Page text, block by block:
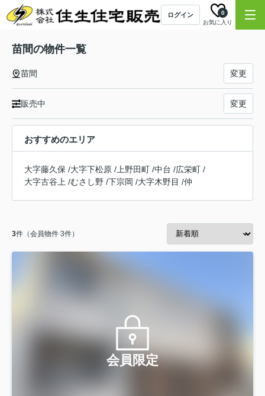
ログイン
お気に入り
0
苗間の物件一覧
苗間 変更
販売中 変更
おすすめのエリア
大字藤久保 /大字下松原 / 上野田町 /中台 /広栄町 /
大字古谷上 /むさし野 /下宗岡 /大字木野目 /仲
3件（会員物件 3件）
会員限定